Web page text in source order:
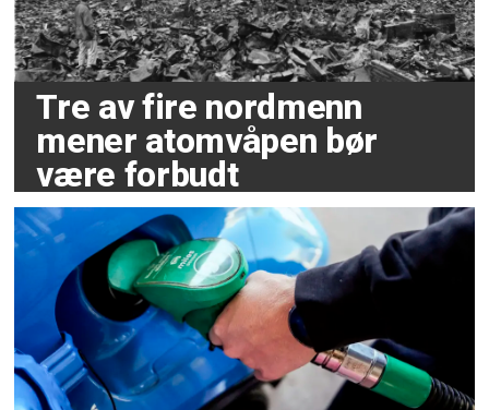
Tre av fire nordmenn
mener atomvåpen bør
være forbudt